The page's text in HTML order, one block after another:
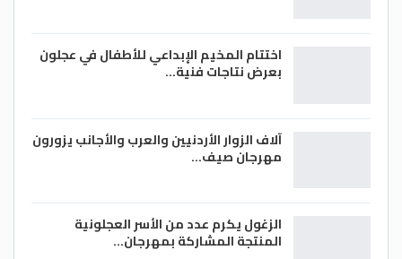
اختتام المخيم الإبداعي للأطفال في عجلون
بعرض نتاجات فنية…
آلاف الزوار الأردنيين والعرب والأجانب يزورون
مهرجان صيف…
الزغول يكرم عدد من الأسر العجلونية
المنتجة المشاركة بمهرجان…